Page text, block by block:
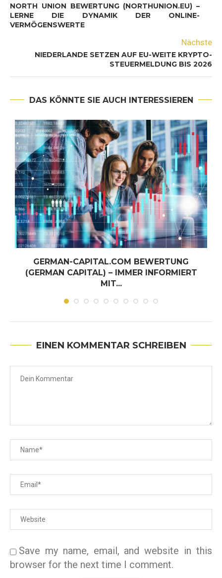
NORTH UNION BEWERTUNG (NORTHUNION.EU) –
LERNE DIE DYNAMIK DER ONLINE-
VERMÖGENSWERTE
Nächste
NIEDERLANDE SETZEN AUF EU-WEITE KRYPTO-
STEUERMELDUNG BIS 2026
DAS KÖNNTE SIE AUCH INTERESSIEREN
GERMAN-CAPITAL.COM BEWERTUNG
(GERMAN CAPITAL) – IMMER INFORMIERT
MIT...
Juni 30, 2026
EINEN KOMMENTAR SCHREIBEN
Save my name, email, and website in this
browser for the next time I comment.